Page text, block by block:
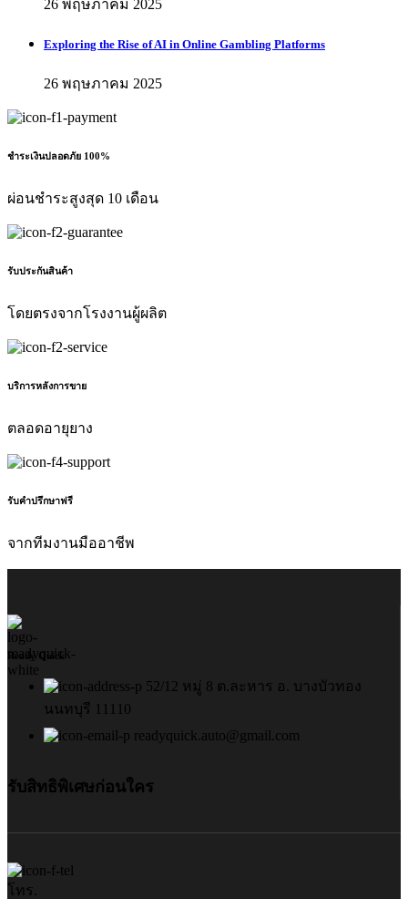
26 พฤษภาคม 2025
Exploring the Rise of AI in Online Gambling Platforms
26 พฤษภาคม 2025
ชำระเงินปลอดภัย 100%
ผ่อนชำระสูงสุด 10 เดือน
รับประกันสินค้า
โดยตรงจากโรงงานผู้ผลิต
บริการหลังการขาย
ตลอดอายุยาง
รับคำปรึกษาฟรี
จากทีมงานมืออาชีพ
Ready Quick
52/12 หมู่ 8 ต.ละหาร อ. บางบัวทอง
นนทบุรี 11110
readyquick.auto@gmail.com
รับสิทธิพิเศษก่อนใคร
โทร.